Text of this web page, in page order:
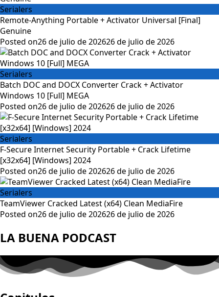
Serialers
Remote-Anything Portable + Activator Universal [Final]
Genuine
Posted on26 de julio de 202626 de julio de 2026
Serialers
Batch DOC and DOCX Converter Crack + Activator
Windows 10 [Full] MEGA
Posted on26 de julio de 202626 de julio de 2026
Serialers
F-Secure Internet Security Portable + Crack Lifetime
[x32x64] [Windows] 2024
Posted on26 de julio de 202626 de julio de 2026
Serialers
TeamViewer Cracked Latest (x64) Clean MediaFire
Posted on26 de julio de 202626 de julio de 2026
LA BUENA PODCAST